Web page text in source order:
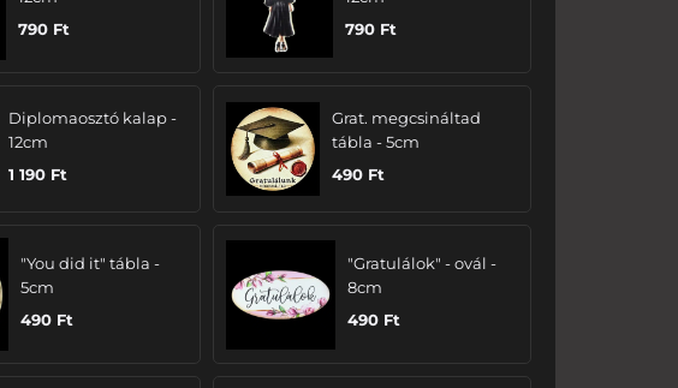
790 Ft
790 Ft
Diplomaosztó kalap -
12cm
1 190 Ft
Grat. megcsináltad
tábla - 5cm
490 Ft
"You did it" tábla -
5cm
490 Ft
"Gratulálok" - ovál -
8cm
490 Ft